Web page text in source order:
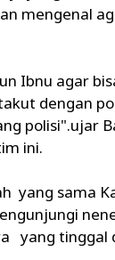
mengenal
Ibnu agar
dengan
polisi".ujar
ini.
yang sama
yang tinggal